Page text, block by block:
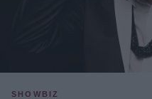
SHOWBIZ